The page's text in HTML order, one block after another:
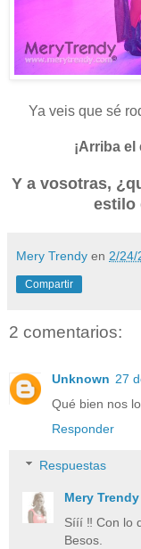
Ya veis que sé
¡Arriba
Y a vosotras,
estilo
Mery Trendy en 2/24/
Compartir
2 comentarios:
Unknown 27
Qué bien nos
Responder
Respuestas
Mery Trendy
Sííí ‼️ Con lo
Besos.